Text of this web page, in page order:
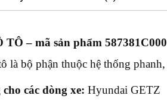
TÔ– mã sản phẩm 587381C000
là bộ phận thuộc hệ thống
các dòng xe: Hyundai GETZ